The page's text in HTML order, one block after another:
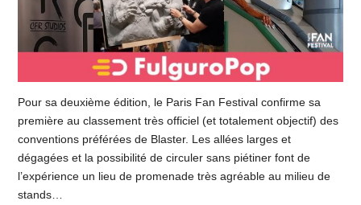
Pour sa deuxième édition, le Paris Fan Festival confirme sa
première au classement très officiel (et totalement objectif) des
conventions préférées de Blaster. Les allées larges et
dégagées et la possibilité de circuler sans piétiner font de
l’expérience un lieu de promenade très agréable au milieu de
stands…